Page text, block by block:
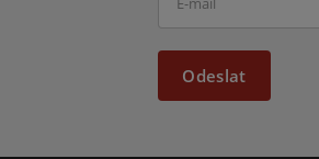
Odeslat